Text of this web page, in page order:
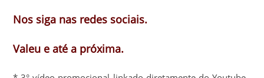
Nos siga nas redes sociais.
Valeu e até a próxima.